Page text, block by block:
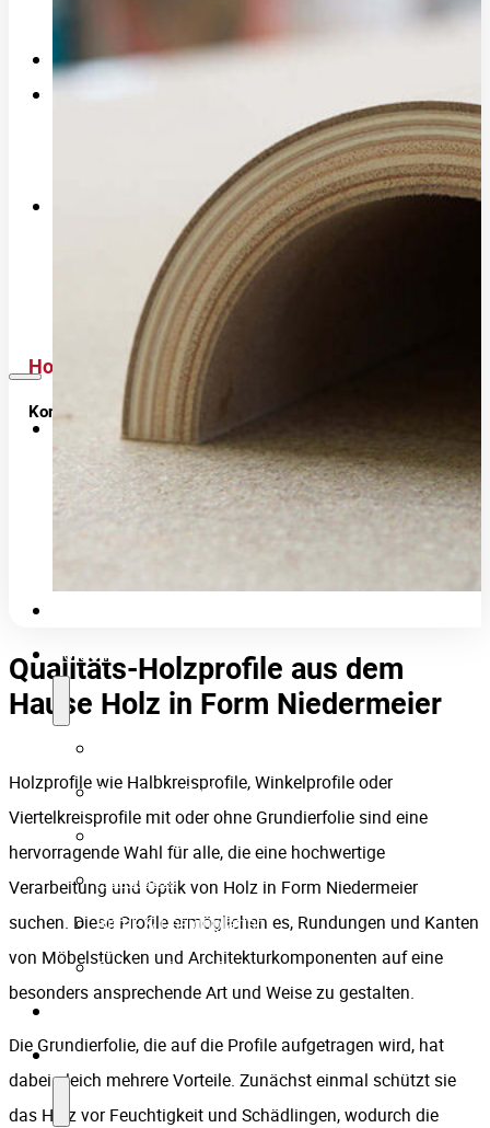
Referenzen
Warenkorb
Mein Konto
Unternehmen
Firmenpartner
Portfolio
Prototypen-Fertigung
Handläufe
Riffel- & Designplatten
Einblicke in die Fertigung
Referenzen
News
Holzhalbschale (ohne Grundierfolie)
Konfiguration:
In den Längen1500 mm und 3000 mm bestellbar.
Zur Weiterverarbeitung wahlweise mit oder ohneNut
ohne zusätzliche Kosten bestellbar.
Produkt ansehen
Qualitäts-Holzprofile aus dem
Hause Holz in Form Niedermeier
Holzprofile wie Halbkreisprofile, Winkelprofile oder
Viertelkreisprofile mit oder ohne Grundierfolie sind eine
hervorragende Wahl für alle, die eine hochwertige
Verarbeitung und Optik von Holz in Form Niedermeier
suchen. Diese Profile ermöglichen es, Rundungen und Kanten
von Möbelstücken und Architekturkomponenten auf eine
besonders ansprechende Art und Weise zu gestalten.
Die Grundierfolie, die auf die Profile aufgetragen wird, hat
dabei gleich mehrere Vorteile. Zunächst einmal schützt sie
das Holz vor Feuchtigkeit und Schädlingen, wodurch die